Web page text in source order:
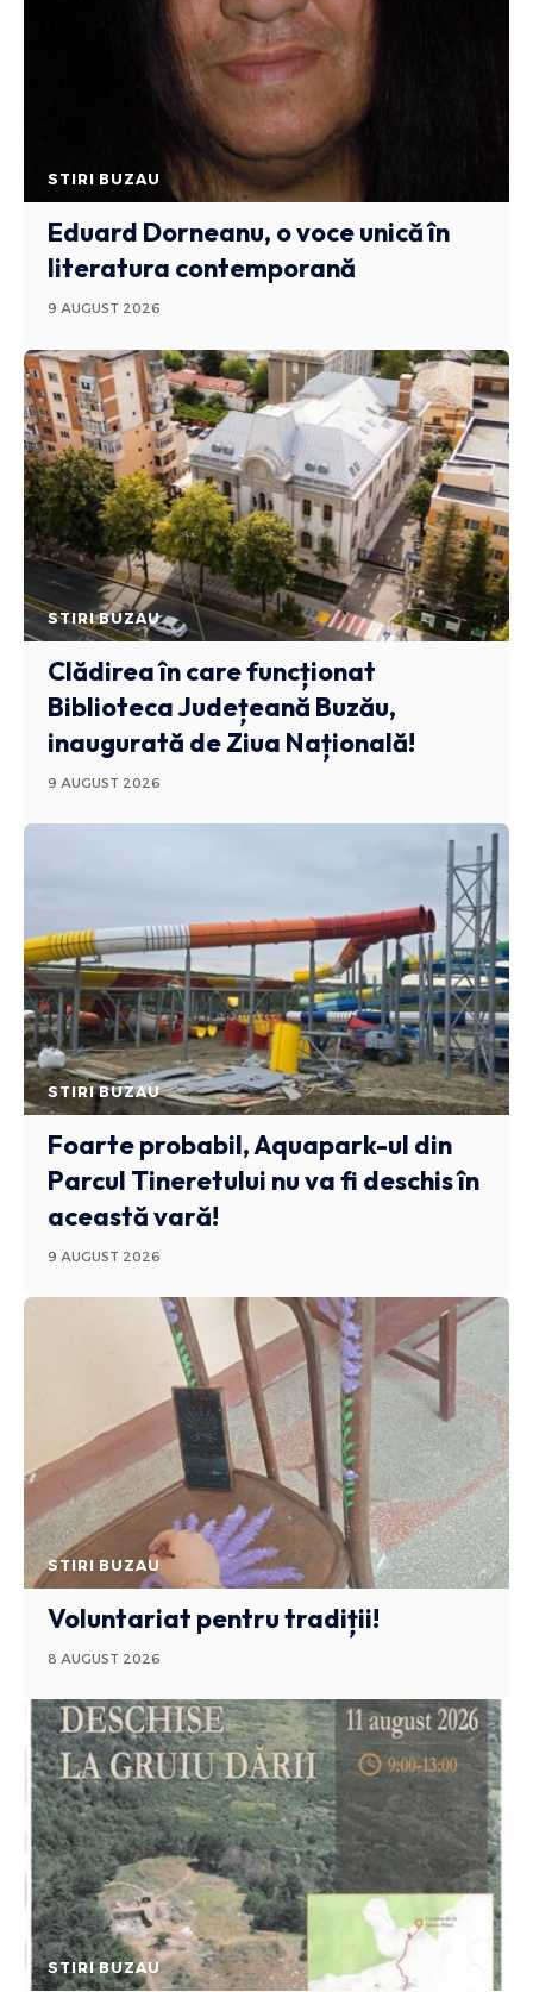
STIRI BUZAU
Eduard Dorneanu, o voce unică în
literatura contemporană
9 AUGUST 2026
STIRI BUZAU
Clădirea în care funcționat
Biblioteca Județeană Buzău,
inaugurată de Ziua Națională!
9 AUGUST 2026
STIRI BUZAU
Foarte probabil, Aquapark-ul din
Parcul Tineretului nu va fi deschis în
această vară!
9 AUGUST 2026
STIRI BUZAU
Voluntariat pentru tradiții!
8 AUGUST 2026
STIRI BUZAU